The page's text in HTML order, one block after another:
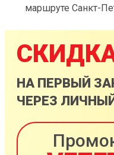
маршруте Санкт-
НА ПЕРВЫЙ
ЧЕРЕЗ